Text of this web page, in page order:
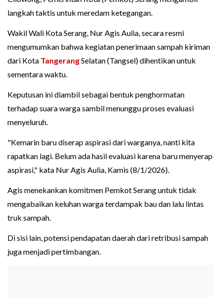
langkah taktis untuk meredam ketegangan.
Wakil Wali Kota Serang, Nur Agis Aulia, secara resmi
mengumumkan bahwa kegiatan penerimaan sampah kiriman
dari Kota TangerangSelatan (Tangsel) dihentikan untuk
sementara waktu.
Keputusan ini diambil sebagai bentuk penghormatan
terhadap suara warga sambil menunggu proses evaluasi
menyeluruh.
"Kemarin baru diserap aspirasi dari warganya, nanti kita
rapatkan lagi. Belum ada hasil evaluasi karena baru menyerap
aspirasi," kata Nur Agis Aulia, Kamis (8/1/2026).
Agis menekankan komitmen Pemkot Serang untuk tidak
mengabaikan keluhan warga terdampak bau dan lalu lintas
truk sampah.
Di sisi lain, potensi pendapatan daerah dari retribusi sampah
juga menjadi pertimbangan.